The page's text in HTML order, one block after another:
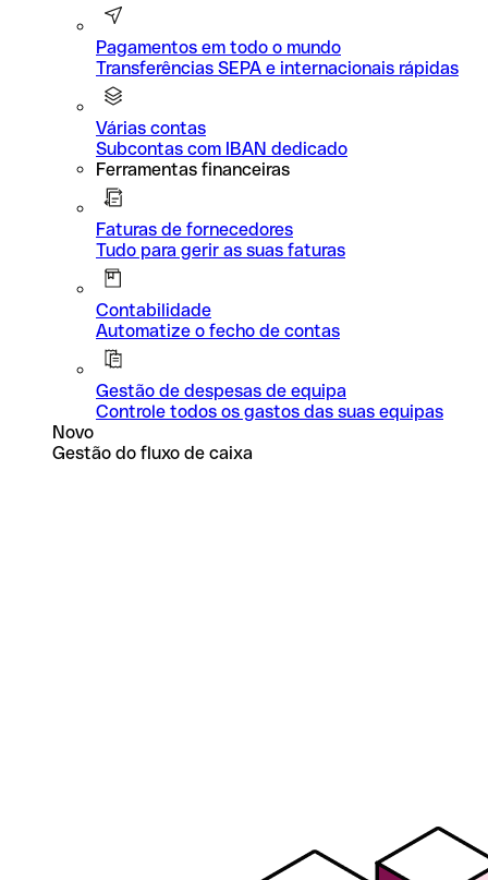
Pagamentos em todo o mundo
Transferências SEPA e internacionais rápidas
Várias contas
Subcontas com IBAN dedicado
Ferramentas financeiras
Faturas de fornecedores
Tudo para gerir as suas faturas
Contabilidade
Automatize o fecho de contas
Gestão de despesas de equipa
Controle todos os gastos das suas equipas
Novo
Gestão do fluxo de caixa